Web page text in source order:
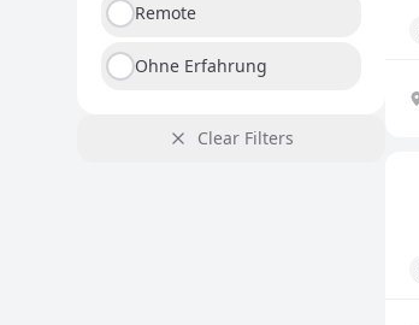
Remote
Ohne Erfahrung
Clear Filters